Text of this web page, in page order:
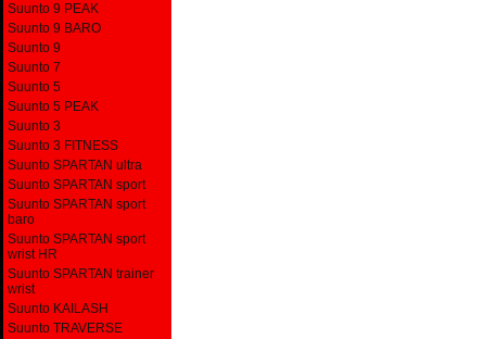
Suunto 9 PEAK
Suunto 9 BARO
Suunto 9
Suunto 7
Suunto 5
Suunto 5 PEAK
Suunto 3
Suunto 3 FITNESS
Suunto SPARTAN ultra
Suunto SPARTAN sport
Suunto SPARTAN sport
baro
Suunto SPARTAN sport
wrist HR
Suunto SPARTAN trainer
wrist
Suunto KAILASH
Suunto TRAVERSE